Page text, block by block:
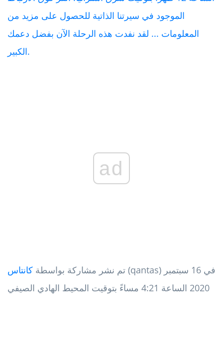
الموجود في سيرتنا الذاتية للحصول على مزيد من
المعلومات ... لقد نفدت هذه الرحلة الآن بفضل دعمك
الكبير.
ad
تم نشر مشاركة بواسطة كانتاس
(qantas) في 16 سبتمبر
2020 الساعة 4:21 مساءً بتوقيت المحيط الهادي الصيفي